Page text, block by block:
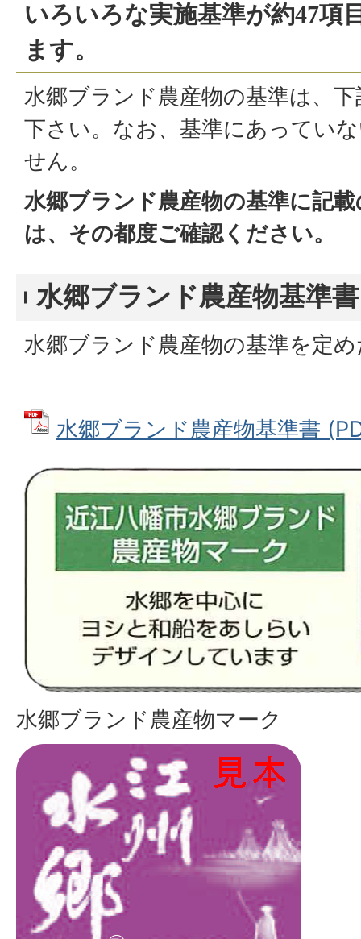
いろいろな実施基準が約47項
ます。
水郷ブランド農産物の基準は、
下さい。なお、基準にあってい
せん。
水郷ブランド農産物の基準に記
は、その都度ご確認ください。
水郷ブランド農産物基準書
水郷ブランド農産物の基準を定
水郷ブランド農産物基準書
水郷ブランド農産物マーク